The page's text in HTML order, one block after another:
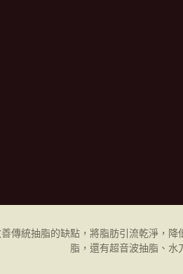
傳統抽脂的缺點，將脂肪引流乾淨，
脂，還有超音波抽脂、水